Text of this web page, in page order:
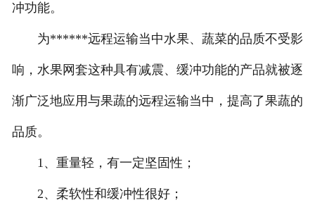
- 河北胶带
河北纸箱
-
冲功能。
为******远程运输当中水果、蔬菜的品质不受影
响，水果网套这种具有减震、缓冲功能的产品就被逐
渐广泛地应用与果蔬的远程运输当中，提高了果蔬的
品质。
1、重量轻，有一定坚固性；
2、柔软性和缓冲性很好；